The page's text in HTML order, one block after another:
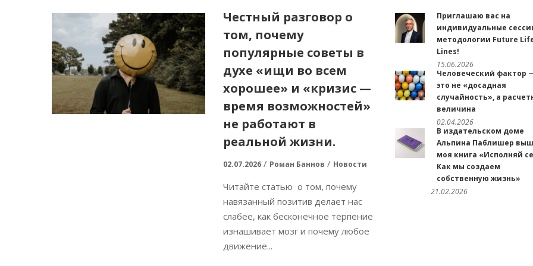
Честный разговор о
том, почему
популярные советы в
духе «ищи во всем
хорошее» и «кризис —
время возможностей»
не работают в
реальной жизни.
02.07.2026 Роман Баннов Новости
Читайте статью о том, почему
навязанный позитив делает нас
слабее, как бесконечное терпение
изнашивает мозг и почему любое
движение...
Приглашаю вас на
индивидуальные
методологии Future
Lines!
15.06.2026
Человеческий фактор
это не «досадная
случайность», а
величина
02.04.2026
В издательском доме
Альпина Паблишер
моя книга «Исполняй
Как мы создаем
собственную жизнь»
21.02.2026